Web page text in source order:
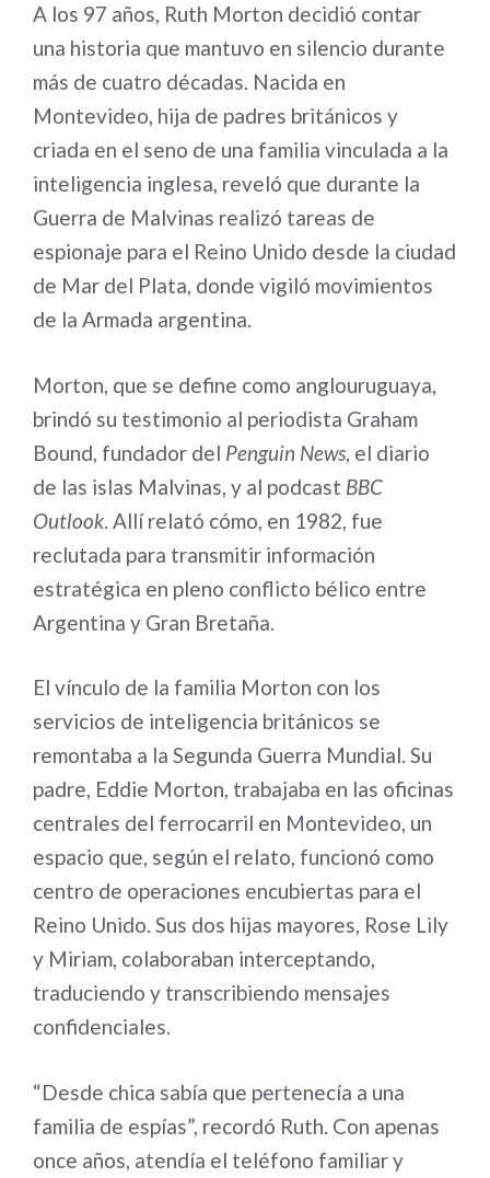
A los 97 años, Ruth Morton decidió contar
una historia que mantuvo en silencio durante
más de cuatro décadas. Nacida en
Montevideo, hija de padres británicos y
criada en el seno de una familia vinculada a la
inteligencia inglesa, reveló que durante la
Guerra de Malvinas realizó tareas de
espionaje para el Reino Unido desde la ciudad
de Mar del Plata, donde vigiló movimientos
de la Armada argentina.
Morton, que se define como anglouruguaya,
brindó su testimonio al periodista Graham
Bound, fundador del Penguin News , el diario
de las islas Malvinas, y al podcast BBC
Outlook . Allí relató cómo, en 1982, fue
reclutada para transmitir información
estratégica en pleno conflicto bélico entre
Argentina y Gran Bretaña.
El vínculo de la familia Morton con los
servicios de inteligencia británicos se
remontaba a la Segunda Guerra Mundial. Su
padre, Eddie Morton, trabajaba en las oficinas
centrales del ferrocarril en Montevideo, un
espacio que, según el relato, funcionó como
centro de operaciones encubiertas para el
Reino Unido. Sus dos hijas mayores, Rose Lily
y Miriam, colaboraban interceptando,
traduciendo y transcribiendo mensajes
confidenciales.
“Desde chica sabía que pertenecía a una
familia de espías”, recordó Ruth. Con apenas
once años, atendía el teléfono familiar y